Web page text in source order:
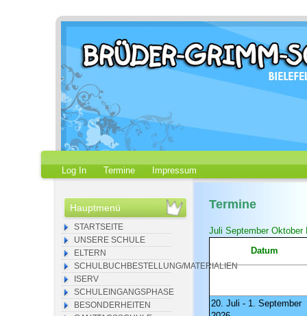
Log In Termine Impressum
Hauptmenü
STARTSEITE
UNSERE SCHULE
ELTERN
SCHULBUCHBESTELLUNG/MATERIALIEN
ISERV
SCHULEINGANGSPHASE
BESONDERHEITEN
Termine
Juli September Oktober
Datum
20. Juli - 1. September